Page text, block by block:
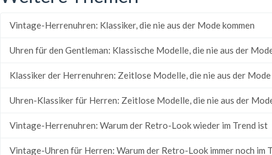
Vintage-Herrenuhren: Klassiker, die nie aus der Mode kommen
Uhren für den Gentleman: Klassische Modelle, die nie aus der
Klassiker der Herrenuhren: Zeitlose Modelle, die nie aus der Mode
Uhren-Klassiker für Herren: Zeitlose Modelle, die nie aus der
Vintage-Herrenuhren: Warum der Retro-Look wieder im Trend ist
Vintage-Uhren für Herren: Warum der Retro-Look immer noch im